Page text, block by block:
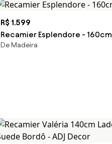
R$ 1.599
Recamier Esplendore - 160cm
De Madeira